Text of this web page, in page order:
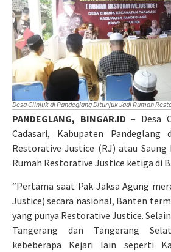
Desa Ciinjuk di Pandeglang Ditunjuk Jadi Rumah
PANDEGLANG, BINGAR.ID – Desa
Cadasari, Kabupaten Pandeglang
Restorative Justice (RJ) atau Saung
Rumah Restorative Justice ketiga di
“Pertama saat Pak Jaksa Agung
Justice) secara nasional, Banten
yang punya Restorative Justice.
Tangerang dan Tangerang
kebeberapa Kejari lain seperti